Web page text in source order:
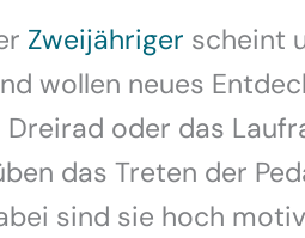
Zweijähriger scheint
wollen neues
oder das
das Treten der
sind sie hoch